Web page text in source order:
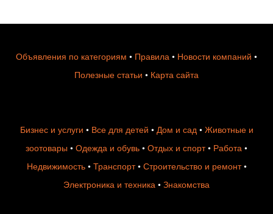
Объявления по категориям • Правила • Новости компаний •
Полезные статьи • Карта сайта
Бизнес и услуги • Все для детей • Дом и сад• Животные и
зоотовары • Одежда и обувь • Отдых и спорт• Работа •
Недвижимость• Транспорт• Строительство и ремонт•
Электроника и техника • Знакомства